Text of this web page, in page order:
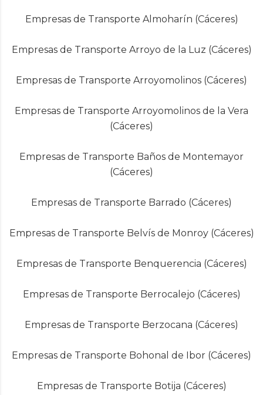
Empresas de Transporte Almoharín (Cáceres)
Empresas de Transporte Arroyo de la Luz (Cáceres)
Empresas de Transporte Arroyomolinos (Cáceres)
Empresas de Transporte Arroyomolinos de la Vera
(Cáceres)
Empresas de Transporte Baños de Montemayor
(Cáceres)
Empresas de Transporte Barrado (Cáceres)
Empresas de Transporte Belvís de Monroy (Cáceres)
Empresas de Transporte Benquerencia (Cáceres)
Empresas de Transporte Berrocalejo (Cáceres)
Empresas de Transporte Berzocana (Cáceres)
Empresas de Transporte Bohonal de Ibor (Cáceres)
Empresas de Transporte Botija (Cáceres)